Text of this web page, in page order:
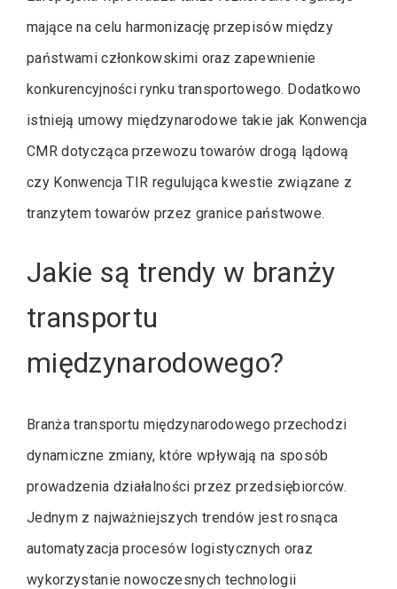
mające na celu harmonizację przepisów między
państwami członkowskimi oraz zapewnienie
konkurencyjności rynku transportowego. Dodatkowo
istnieją umowy międzynarodowe takie jak Konwencja
CMR dotycząca przewozu towarów drogą lądową
czy Konwencja TIR regulująca kwestie związane z
tranzytem towarów przez granice państwowe.
Jakie są trendy w branży
transportu
międzynarodowego?
Branża transportu międzynarodowego przechodzi
dynamiczne zmiany, które wpływają na sposób
prowadzenia działalności przez przedsiębiorców.
Jednym z najważniejszych trendów jest rosnąca
automatyzacja procesów logistycznych oraz
wykorzystanie nowoczesnych technologii